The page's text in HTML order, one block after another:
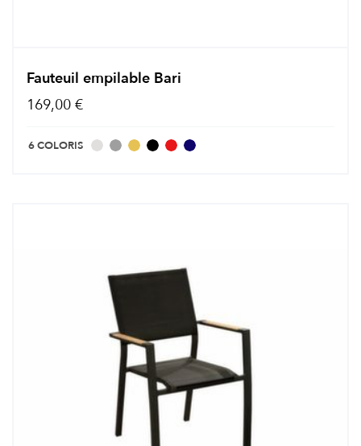
Fauteuil empilable Bari
169,00 €
6 COLORIS